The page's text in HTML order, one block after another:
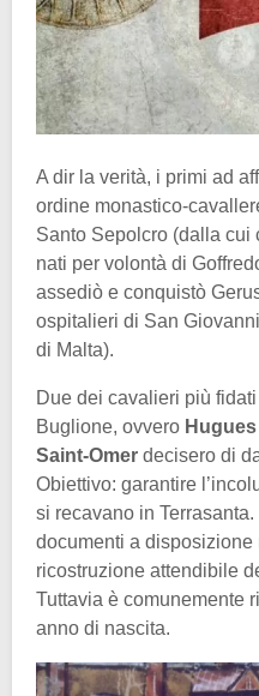
A dir la verità, i primi ad
ordine monastico-
Santo Sepolcro (dalla cui
nati per volontà di
assediò e conquistò
ospitalieri di San
di Malta).
Due dei cavalieri più
Buglione, ovvero
Saint-Omer decisero di
Obiettivo: garantire
si recavano in
documenti a
ricostruzione attendibile
Tuttavia è comunemente
anno di nascita.